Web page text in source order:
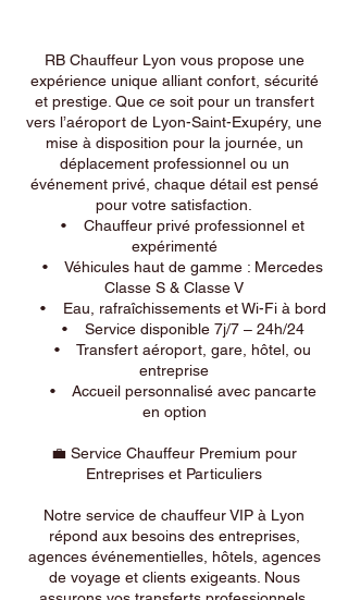
RB Chauffeur Lyon vous propose une
expérience unique alliant confort, sécurité
et prestige. Que ce soit pour un transfert
vers l’aéroport de Lyon-Saint-Exupéry, une
mise à disposition pour la journée, un
déplacement professionnel ou un
événement privé, chaque détail est pensé
pour votre satisfaction.
• Chauffeur privé professionnel et
expérimenté
• Véhicules haut de gamme : Mercedes
Classe S & Classe V
• Eau, rafraîchissements et Wi-Fi à bord
• Service disponible 7j/7 – 24h/24
• Transfert aéroport, gare, hôtel, ou
entreprise
• Accueil personnalisé avec pancarte
en option
💼 Service Chauffeur Premium pour
Entreprises et Particuliers
Notre service de chauffeur VIP à Lyon
répond aux besoins des entreprises,
agences événementielles, hôtels, agences
de voyage et clients exigeants. Nous